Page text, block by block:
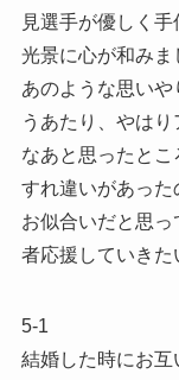
見選手が優しく
光景に心が和みま
あのような思いや
うあたり、やは
なあと思ったとこ
すれ違いがあった
お似合いだと思
者応援していきた
5-1
結婚した時にお